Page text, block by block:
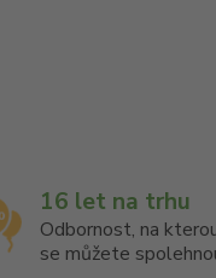
16 let na trhu
Odbornost, na
se můžete